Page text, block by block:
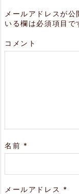
メールアドレスが
いる欄は必須項目で
コメント
名前 *
メールアドレス *